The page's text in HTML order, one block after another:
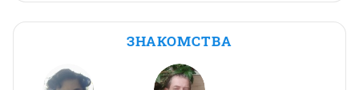
ЗНАКОМСТВА